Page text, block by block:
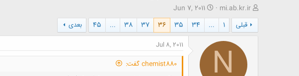
ش
ر
و
ع
mi.ab.kr.ir
ت
ا
ی
ش
Jun 7, 2011
قبلی
1
...
34
35
36
37
38
...
45 بعدی
N
Jul 8, 2011
chemist880 گفت: